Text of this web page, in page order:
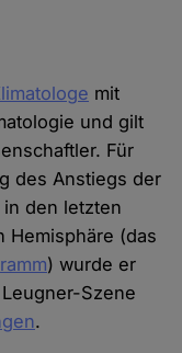
mit
und gilt
Für
des Anstiegs der
den letzten
Hemisphäre (das
) wurde er
Szene
.